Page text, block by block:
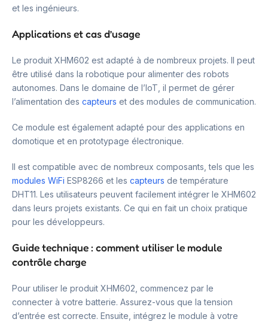
et les ingénieurs.
Applications et cas d’usage
Le produit XHM602 est adapté à de nombreux projets. Il peut
être utilisé dans la robotique pour alimenter des robots
autonomes. Dans le domaine de l’IoT, il permet de gérer
l’alimentation des capteurs et des modules de communication.
Ce module est également adapté pour des applications en
domotique et en prototypage électronique.
Il est compatible avec de nombreux composants, tels que les
modules WiFi ESP8266 et les capteurs de température
DHT11. Les utilisateurs peuvent facilement intégrer le XHM602
dans leurs projets existants. Ce qui en fait un choix pratique
pour les développeurs.
Guide technique : comment utiliser le module
contrôle charge
Pour utiliser le produit XHM602, commencez par le
connecter à votre batterie. Assurez-vous que la tension
d’entrée est correcte. Ensuite, intégrez le module à votre